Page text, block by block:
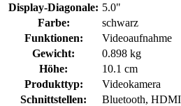
Display-Diagonale: 5.0"
Farbe:
schwarz
Funktionen:
Videoaufnahme
Gewicht:
0.898 kg
Höhe:
10.1 cm
Produkttyp:
Videokamera
Schnittstellen:
Bluetooth,